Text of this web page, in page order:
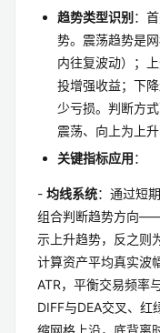
趋势类型识别 ：
势。震荡趋势是
内往复波动）；
投增强收益；下
少亏损。判断方
震荡、向上为上
关键指标应用：
- 均线系统：通过短
组合判断趋势方向
示上升趋势，反之则
计算资产平均真实波
ATR，平衡交易频率
DIFF与DEA交叉、
缩网格上沿，底背离